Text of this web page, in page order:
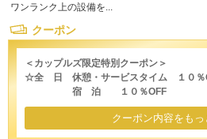
ワンランク上の設備を...
クーポン
＜カップルズ限定特別クーポン＞
☆全 日 休憩・サービスタイム １０％
宿 泊 １０％OFF
クーポン内容をもっ